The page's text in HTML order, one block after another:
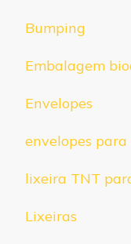
Bumping
Embalagem
Envelopes
envelopes
lixeira TNT
Lixeiras